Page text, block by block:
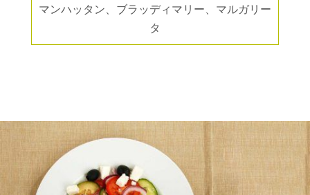
マンハッタン、ブラッディマリー、マルガリー
タ